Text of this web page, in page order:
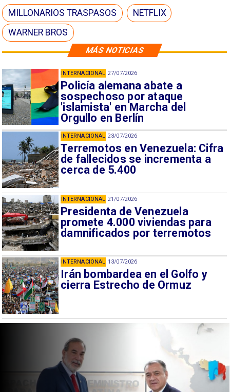
MÁS NOTICIAS
27/07/2026
Policía alemana abate a
sospechoso por ataque
'islamista' en Marcha del
Orgullo en Berlín
INTERNACIONAL
23/07/2026
Terremotos en Venezuela: Cifra
de fallecidos se incrementa a
cerca de 5.400
INTERNACIONAL
21/07/2026
Presidenta de Venezuela
promete 4.000 viviendas para
damnificados por terremotos
INTERNACIONAL
13/07/2026
Irán bombardea en el Golfo y
cierra Estrecho de Ormuz
INTERNACIONAL
MILLONARIOS TRASPASOS
NETFLIX
WARNER BROS